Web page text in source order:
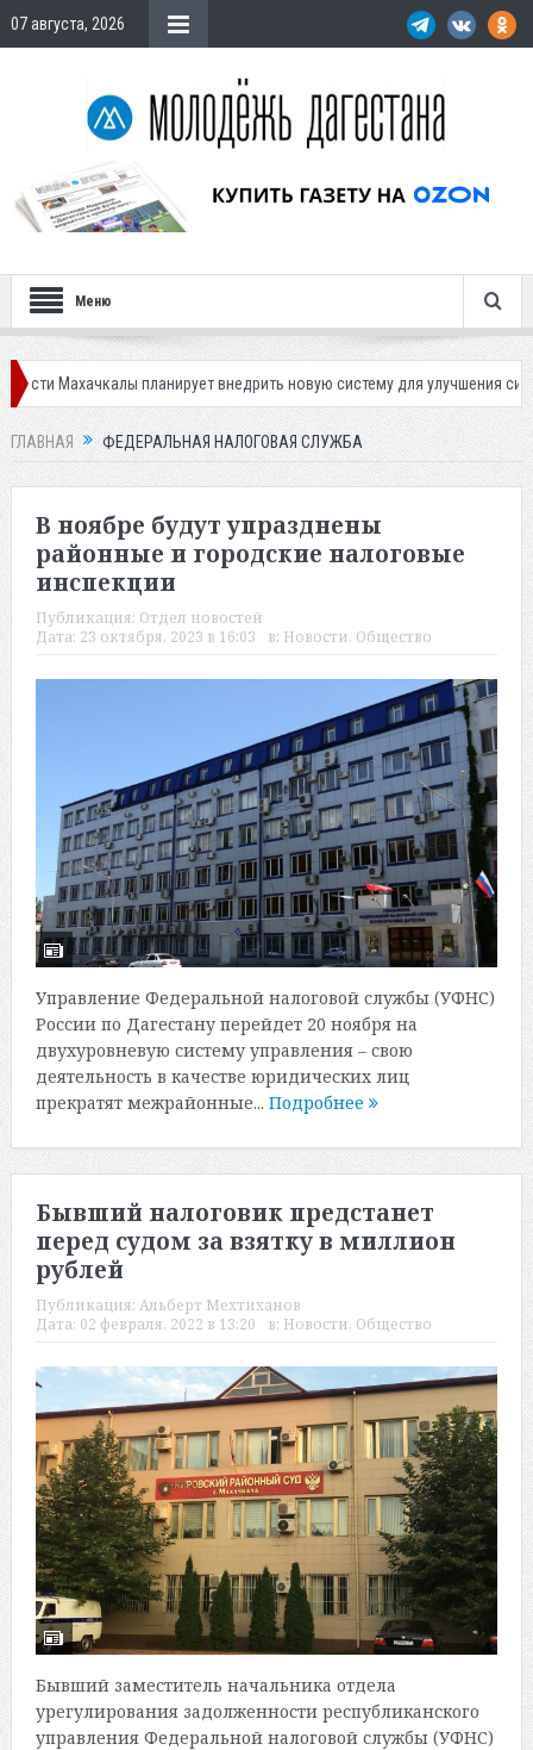
07 августа, 2026
Меню
планирует внедрить новую систему для улучшения ситуации с
ГЛАВНАЯ ФЕДЕРАЛЬНАЯ НАЛОГОВАЯ СЛУЖБА
В ноябре будут упразднены
районные и городские налоговые
инспекции
Публикация: Отдел новостей
Дата: 23 октября, 2023 в 16:03 в: Новости, Общество
Управление Федеральной налоговой службы (УФНС)
России по Дагестану перейдет 20 ноября на
двухуровневую систему управления – свою
деятельность в качестве юридических лиц
прекратят межрайонные... Подробнее
Бывший налоговик предстанет
перед судом за взятку в миллион
рублей
Публикация: Альберт Мехтиханов
Дата: 02 февраля, 2022 в 13:20 в: Новости, Общество
Бывший заместитель начальника отдела
урегулирования задолженности республиканского
управления Федеральной налоговой службы (УФНС)